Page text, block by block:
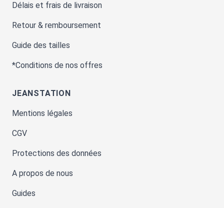
Délais et frais de livraison
Retour & remboursement
Guide des tailles
*Conditions de nos offres
JEANSTATION
Mentions légales
CGV
Protections des données
A propos de nous
Guides